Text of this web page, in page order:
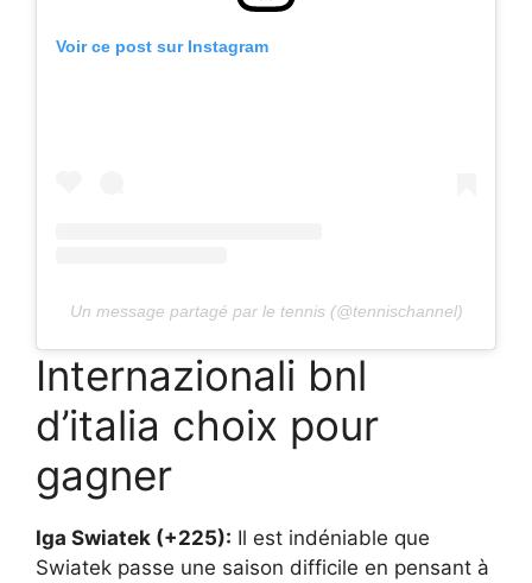
Voir ce post sur Instagram
Un message partagé par le tennis (@tennischannel)
Internazionali bnl
d’italia choix pour
gagner
Iga Swiatek (+225): Il est indéniable que
Swiatek passe une saison difficile en pensant à